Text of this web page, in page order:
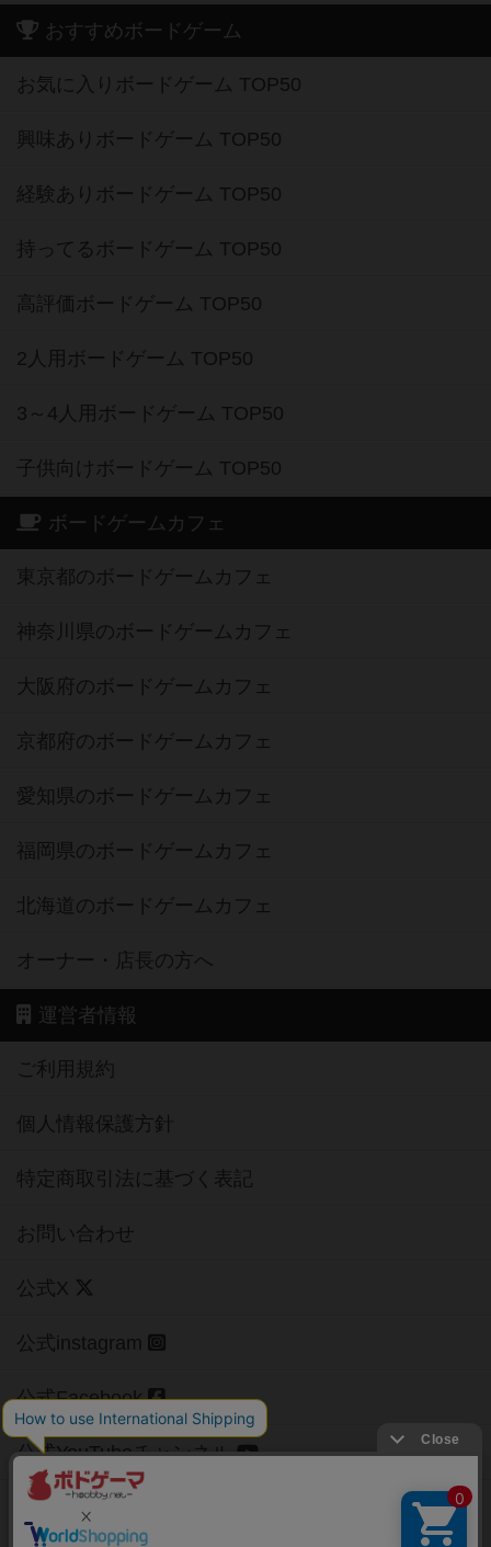
おすすめボードゲーム
お気に入りボードゲーム TOP50
興味ありボードゲーム TOP50
経験ありボードゲーム TOP50
持ってるボードゲーム TOP50
高評価ボードゲーム TOP50
2人用ボードゲーム TOP50
3～4人用ボードゲーム TOP50
子供向けボードゲーム TOP50
ボードゲームカフェ
東京都のボードゲームカフェ
神奈川県のボードゲームカフェ
大阪府のボードゲームカフェ
京都府のボードゲームカフェ
愛知県のボードゲームカフェ
福岡県のボードゲームカフェ
北海道のボードゲームカフェ
オーナー・店長の方へ
運営者情報
ご利用規約
個人情報保護方針
特定商取引法に基づく表記
お問い合わせ
公式X
公式instagram
公式Facebook
公式YouTubeチャンネル